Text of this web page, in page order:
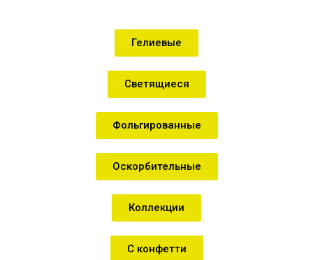
Гелиевые
Светящиеся
Фольгированные
Оскорбительные
Коллекции
С конфетти